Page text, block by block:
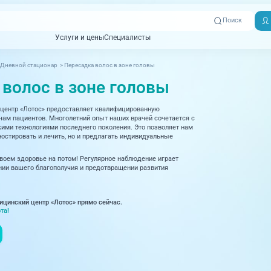
Поиск
Услуги и ценыСпециалисты
Дневной стационар > Пересадка волос в зоне головы
в зоне головы
«Лотос» предоставляет квалифицированную
пациентов. Многолетний опыт наших врачей сочетается с
технологиями последнего поколения. Это позволяет нам
и лечить, но и предлагать индивидуальные
здоровье на потом! Регулярное наблюдение играет
вашего благополучия и предотвращении развития
центр «Лотос» прямо сейчас.
томография) УЗИ (Ультразвуковая диагностика) Превентэйдж
медицина
кабинет
рефлексотерапия
маммология
Оториноларингология
Офтальмология
Проктология